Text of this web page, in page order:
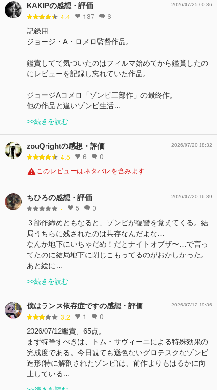
KAKIPの感想・評価
4.4 137 6
2026/07/25 00:36
記録用
ジョージ・A・ロメロ監督作品。
鑑賞してて気づいたのはフィルマ始めてから鑑賞したの
にレビューを記録し忘れていた作品。
ジョージAロメロ「ゾンビ三部作」の最終作。
他の作品と違いゾンビ生活…
>>続きを読む
zouQrightの感想・評価
4.5 6 0
2026/07/20 18:32
このレビューはネタバレを含みます
ちひろの感想・評価
- 5 0
2026/07/20 16:39
３部作締めともなると、ゾンビが復讐を覚えてくる。結
局うちらに残されたのは共存なんだよな…
なんか地下にいちゃだめ！だとナイトオブザ〜…で言っ
てたのに結局地下に閉じこもってるのがおかしかった。
あと絵に…
>>続きを読む
僕はランス依存症ですの感想・評価
3.2 1 0
2026/07/12 19:36
2026/07/12鑑賞。65点。
まず特筆すべきは、トム・サヴィーニによる特殊効果の
完成度である。今日観ても遜色ないグロテスクなゾンビ
造形(特に解剖されたゾンビ)は、前作よりもはるかに向
上している…